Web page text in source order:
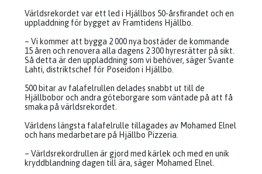
Världsrekordet var ett led i Hjällbos 50-årsfirandet och en
uppladdning för bygget av Framtidens Hjällbo.
– Vi kommer att bygga 2 000 nya bostäder de kommande
15 åren och renovera alla dagens 2 300 hyresrätter på sikt.
Så detta är den uppladdning som vi behöver, säger Svante
Lahti, distriktschef för Poseidon i Hjällbo.
500 bitar av falafelrullen delades snabbt ut till de
Hjällbobor och andra göteborgare som väntade på att få
smaka på världsrekordet.
Världens längsta falafelrulle tillagades av Mohamed Elnel
och hans medarbetare på Hjällbo Pizzeria.
– Världsrekordrullen är gjord med kärlek och med en unik
kryddblandning dagen till ära, säger Mohamed Elnel.